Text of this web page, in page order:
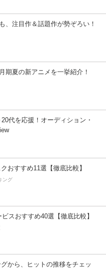
、注目作＆話題作が勢ぞろい！
期夏の新アニメを一挙紹介！
代を応援！オーディション・
おすすめ11選【徹底比較】
ング
スおすすめ40選【徹底比較】
から、ヒットの推移をチェッ